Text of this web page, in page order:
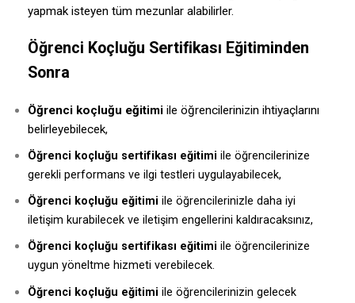
yapmak isteyen tüm mezunlar alabilirler.
Öğrenci Koçluğu Sertifikası Eğitiminden
Sonra
Öğrenci koçluğu eğitimi ile öğrencilerinizin ihtiyaçlarını
belirleyebilecek,
Öğrenci koçluğu sertifikası eğitimi ile öğrencilerinize
gerekli performans ve ilgi testleri uygulayabilecek,
Öğrenci koçluğu eğitimi ile öğrencilerinizle daha iyi
iletişim kurabilecek ve iletişim engellerini kaldıracaksınız,
Öğrenci koçluğu sertifikası eğitimi ile öğrencilerinize
uygun yöneltme hizmeti verebilecek.
Öğrenci koçluğu eğitimi ile öğrencilerinizin gelecek